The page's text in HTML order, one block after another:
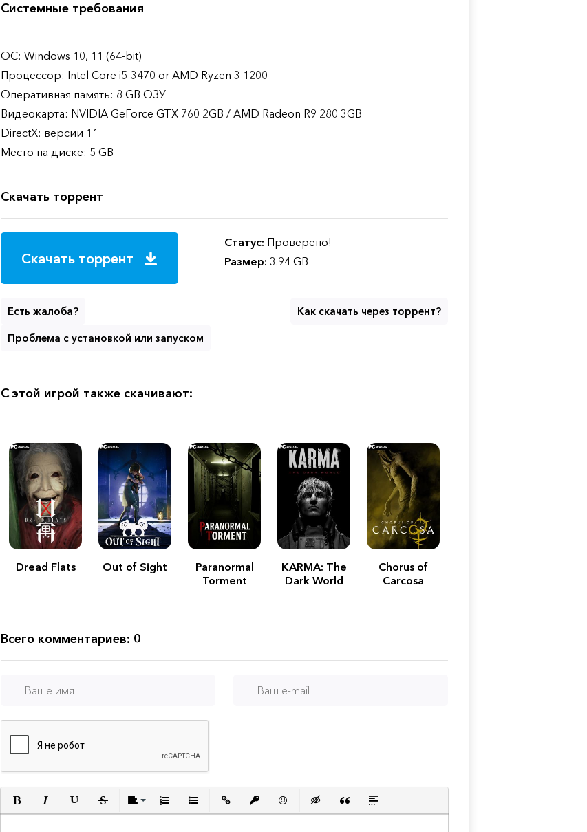
Системные требования
ОС: Windows 10, 11 (64-bit)
Процессор: Intel Core i5-3470 or AMD Ryzen 3 1200
Оперативная память: 8 GB ОЗУ
Видеокарта: NVIDIA GeForce GTX 760 2GB / AMD Radeon R9 280 3GB
DirectX: версии 11
Место на диске: 5 GB
Скачать торрент
Скачать торрент
Статус: Проверено!
Размер: 3.94 GB
Есть жалоба? Как скачать через торрент?
Проблема с установкой или запуском
С этой игрой также скачивают:
Dread Flats Out of Sight
Paranormal
Torment
KARMA: The
Dark World
Chorus of
Carcosa
Всего комментариев: 0
Полужирный
КурсивПодчеркнутый
ЗачеркнутыйВыравнивание
Нумерованный список
Маркированный список
Вставить ссылку
Вставить защищенную ссылку
Вставить смайлик
Вставка скрытого текста
Вставка цитаты
Вставка спойлера